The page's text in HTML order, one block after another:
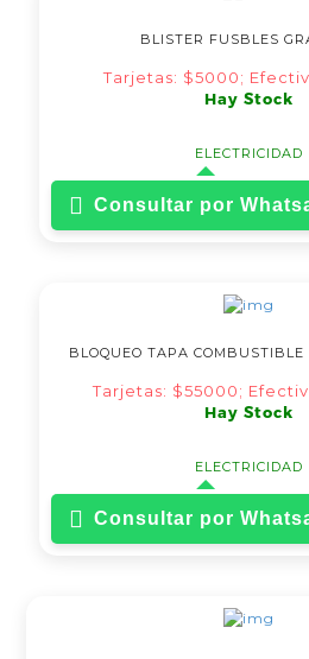
BLISTER FUSBLES
Tarjetas: $5000;
Hay Stock
ELECTRICIDAD
Consultar por
BLOQUEO TAPA COMBUSTIBLE
Tarjetas: $55000;
Hay Stock
ELECTRICIDAD
Consultar por